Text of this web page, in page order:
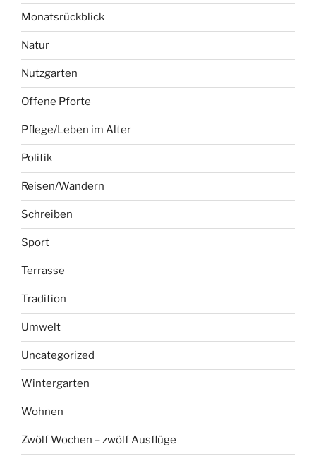
Monatsrückblick
Natur
Nutzgarten
Offene Pforte
Pflege/Leben im Alter
Politik
Reisen/Wandern
Schreiben
Sport
Terrasse
Tradition
Umwelt
Uncategorized
Wintergarten
Wohnen
Zwölf Wochen – zwölf Ausflüge